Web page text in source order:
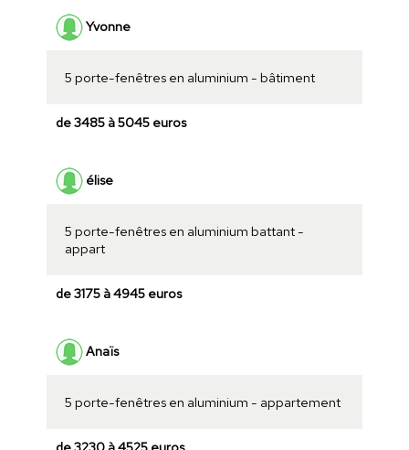
Yvonne
5 porte-fenêtres en aluminium - bâtiment
de 3485 à 5045 euros
élise
5 porte-fenêtres en aluminium battant -
appart
de 3175 à 4945 euros
Anaïs
5 porte-fenêtres en aluminium - appartement